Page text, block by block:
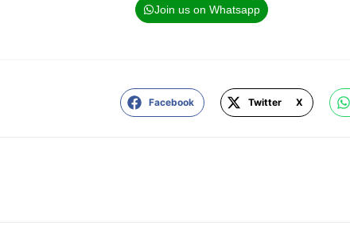
Join us on Whatsapp
Facebook Twitter X